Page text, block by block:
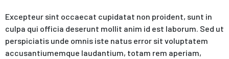
Excepteur sint occaecat cupidatat non proident, sunt in
culpa qui officia deserunt mollit anim id est laborum. Sed ut
perspiciatis unde omnis iste natus error sit voluptatem
accusantiumemque laudantium, totam rem aperiam,